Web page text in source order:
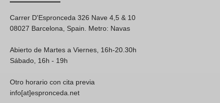
Carrer D'Espronceda 326 Nave 4,5 & 10
08027 Barcelona, Spain. Metro: Navas
Abierto de Martes a Viernes, 16h-20.30h
Sábado, 16h - 19h
Otro horario con cita previa
info[at]espronceda.net